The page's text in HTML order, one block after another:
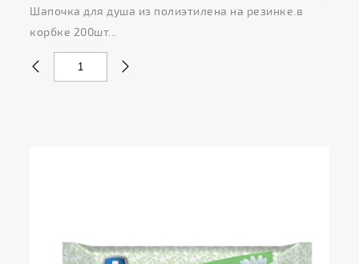
Шапочка для душа из полиэтилена на резинке.в
корбке 200шт...